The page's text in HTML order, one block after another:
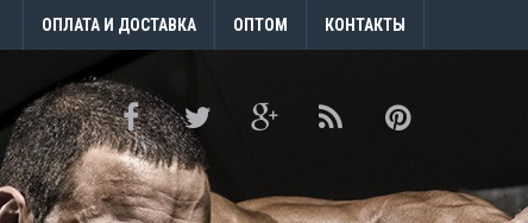
ОПЛАТА И ДОСТАВКА ОПТОМ КОНТАКТЫ